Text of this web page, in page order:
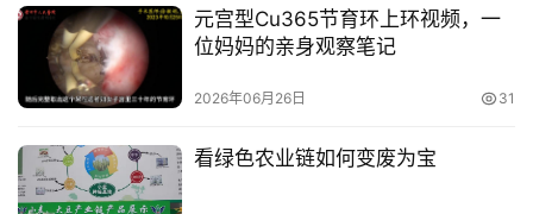
元宫型Cu365节育环上环视频，一
位妈妈的亲身观察笔记
2026年06月26日 31
看绿色农业链如何变废为宝